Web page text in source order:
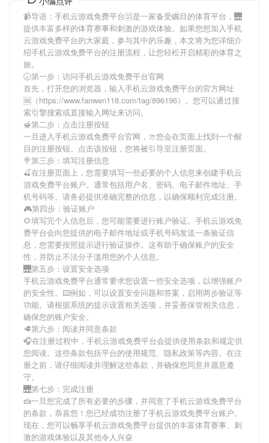
📹导语： 手机云游戏免费平台🈁是一家备受瞩目的体育平台，🌉
提供丰富多样的体育赛事和刺激的游戏体验。如果您想加入手机
云游戏免费平台的大家庭，参与其中的乐趣，本文将为您详细介
绍手机云游戏免费平台的注册流程，让您轻松开启精彩的体育之
旅。
🕢第一步：访问手机云游戏免费平台官网
首先，打开您的浏览器，输入手机云游戏免费平台的官方网址
🆘（https://www.fanwen118.com/tag/896196）。您可以通过搜
索引擎搜索或直接输入网址来访问。
🍯第二步：点击注册按钮
一旦进入手机云游戏免费平台官网，🍈您会在页面上找到一个醒
目的注册按钮。点击该按钮，您将被引导至注册页面。
🍭第三步：填写注册信息
🍒在注册页面上，您需要填写一些必要的个人信息来创建手机云
游戏免费平台账户。通常包括用户名、密码、电子邮件地址、手
机号码等。请务必提供准确完整的信息，以确保顺利完成注册。
🎮第四步：验证账户
🌻填写完个人信息后，您可能需要进行账户验证。 手机云游戏免
费平台会向您提供的电子邮件地址或手机号码发送一条验证信
息，您需要按照提示进行验证操作。这有助于确保账户的安全
性，并防止不法分子滥用您的个人信息。
🌉第五步：设置安全选项
手机云游戏免费平台通常要求您设置一些安全选项，以增强账户
的安全性。⌨️例如，可以设置安全问题和答案，启用两步验证等
功能。请根据系统的提示设置相关选项，并妥善保管相关信息，
确保您的账户安全。
🥩第六步：阅读并同意条款
🎧在注册过程中， 手机云游戏免费平台会提供使用条款和规定供
您阅读。这些条款包括平台的使用规范、隐私政策等内容。在注
册之前，请仔细阅读并理解这些条款，并确保您同意并愿意遵
守。
🌉第七步：完成注册
🍰一旦您完成了所有必要的步骤，并同意了手机云游戏免费平台
的条款，恭喜您！您已经成功注册了手机云游戏免费平台账户。
现在，您可以畅享手机云游戏免费平台提供的丰富体育赛事、刺
激的游戏体验以及其他令人兴奋